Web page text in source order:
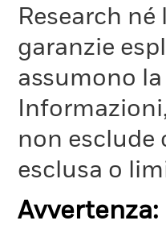
Research
garanzie
assumono
non esclude
esclusa o
Avvertenza: